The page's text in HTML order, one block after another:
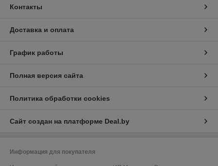
Контакты
Доставка и оплата
График работы
Полная версия сайта
Политика обработки cookies
Сайт создан на платформе Deal.by
Информация для покупателя